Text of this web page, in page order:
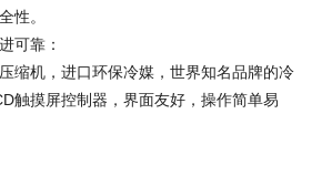
性。
可靠：
缩机，进口环保冷媒，世界知名品牌的冷
触摸屏控制器，界面友好，操作简单易